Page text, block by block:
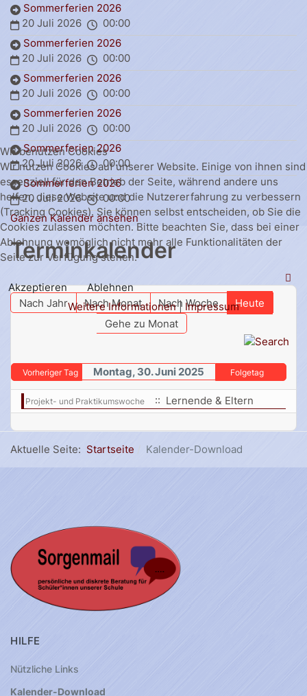
Sommerferien 2026
20 Juli 2026
00:00
Sommerferien 2026
20 Juli 2026
00:00
Sommerferien 2026
20 Juli 2026
00:00
Sommerferien 2026
20 Juli 2026
00:00
Sommerferien 2026
20 Juli 2026
00:00
Sommerferien 2026
20 Juli 2026
00:00
Ganzen Kalender ansehen
Terminkalender
Nach Jahr Nach Monat Nach Woche
Heute
Gehe zu Monat
Vorheriger Tag Montag, 30. Juni 2025 Folgetag
Projekt- und Praktikumswoche :: Lernende & Eltern
Aktuelle Seite: Startseite Kalender-Download
HILFE
Nützliche Links
Kalender-Download
Wir benutzen Cookies
Wir nutzen Cookies auf unserer Website. Einige von ihnen sind
essenziell für den Betrieb der Seite, während andere uns
helfen, diese Website und die Nutzererfahrung zu verbessern
(Tracking Cookies). Sie können selbst entscheiden, ob Sie die
Cookies zulassen möchten. Bitte beachten Sie, dass bei einer
Ablehnung womöglich nicht mehr alle Funktionalitäten der
Seite zur Verfügung stehen.
Akzeptieren
Ablehnen
Weitere Informationen| Impressum